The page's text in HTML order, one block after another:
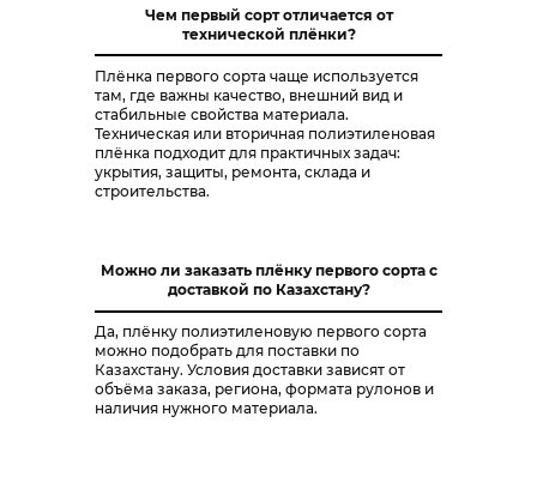
Чем первый сорт отличается от
технической плёнки?
Плёнка первого сорта чаще используется
там, где важны качество, внешний вид и
стабильные свойства материала.
Техническая или вторичная полиэтиленовая
плёнка подходит для практичных задач:
укрытия, защиты, ремонта, склада и
строительства.
Можно ли заказать плёнку первого сорта с
доставкой по Казахстану?
Да, плёнку полиэтиленовую первого сорта
можно подобрать для поставки по
Казахстану. Условия доставки зависят от
объёма заказа, региона, формата рулонов и
наличия нужного материала.